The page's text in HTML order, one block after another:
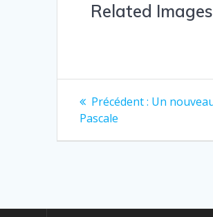
Related
Précédent : Un
Pascale